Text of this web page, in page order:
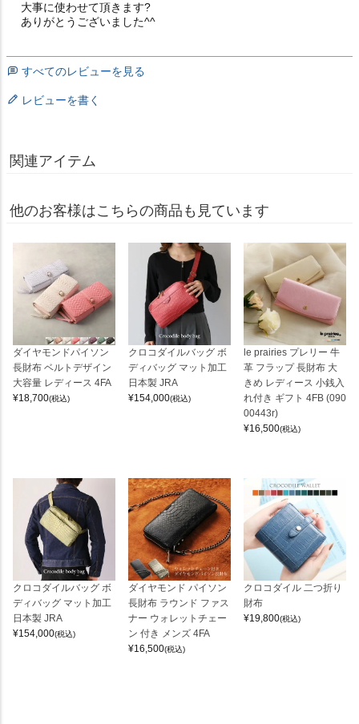
大事に使わせて頂きます?
ありがとうございました^^
すべてのレビューを見る
レビューを書く
関連アイテム
他のお客様はこちらの商品も見ています
ダイヤモンドパイソン
長財布 ベルトデザイン
大容量 レディース 4FA
¥18,700(税込)
クロコダイルバッグ ボ
ディバッグ マット加工
日本製 JRA
¥154,000(税込)
le prairies プレリー 牛
革 フラップ 長財布 大
きめ レディース 小銭入
れ付き ギフト 4FB (090
00443r)
¥16,500(税込)
クロコダイルバッグ ボ
ディバッグ マット加工
日本製 JRA
¥154,000(税込)
ダイヤモンド パイソン
長財布 ラウンド ファス
ナー ウォレットチェー
ン 付き メンズ 4FA
¥16,500(税込)
クロコダイル 二つ折り
財布
¥19,800(税込)